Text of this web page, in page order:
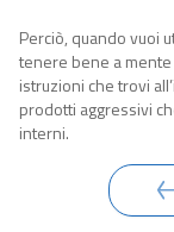
Perciò, quando vuoi
tenere bene a
istruzioni che trovi
prodotti aggressivi
interni.